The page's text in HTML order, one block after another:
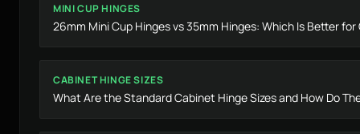
MINI CUP HINGES
26mm Mini Cup Hinges vs 35mm Hinges: Which Is Better
CABINET HINGE SIZES
What Are the Standard Cabinet Hinge Sizes and How Do